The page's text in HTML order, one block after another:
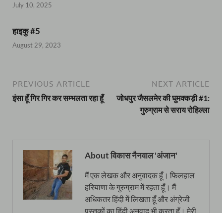
July 10, 2025
हाइकु #5
August 29, 2023
PREVIOUS ARTICLE
इंसा हूँ गिर गिर कर सम्भलता रहा हूँ
NEXT ARTICLE
जोधपुर जैसलमेर की घुमक्कड़ी #1:
गुरुग्राम से सराय रोहिल्ला
About विकास नैनवाल 'अंजान'
मैं एक लेखक और अनुवादक हूँ। फिलहाल
हरियाणा के गुरुग्राम में रहता हूँ। मैं
अधिकतर हिंदी में लिखता हूँ और अंग्रेजी
पुस्तकों का हिंदी अनुवाद भी करता हूँ। मेरी